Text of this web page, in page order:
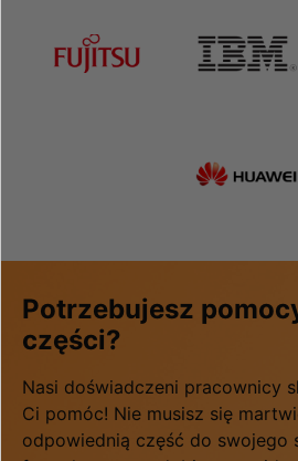
Potrzebujesz
części?
Nasi doświadczeni pracownicy
Ci pomóc! Nie musisz się
odpowiednią część do swojego